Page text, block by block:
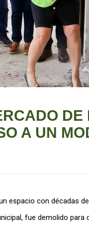
A UN
espacio con décadas
fue demolido